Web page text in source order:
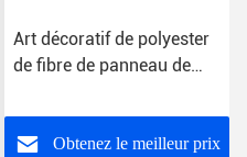
Art décoratif de polyester
de fibre de panneau de
d'intérieur de mur
Obtenez le meilleur prix